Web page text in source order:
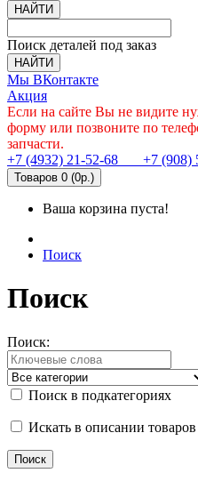
НАЙТИ
Поиск деталей под заказ
НАЙТИ
Мы ВКонтакте
Акция
Если на сайте Вы не видите
форму или позвоните по
запчасти.
+7 (4932) 21-52-68
+7 (908)
Товаров 0 (0р.)
Ваша корзина пуста!
Поиск
Поиск
Поиск:
Поиск в подкатегориях
Искать в описании товаров